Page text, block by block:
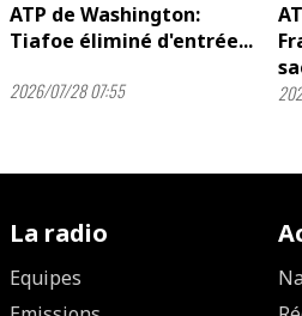
ATP de Washington:
Tiafoe éliminé d'entrée...
2026/07/28 07:55
La radio
Equipes